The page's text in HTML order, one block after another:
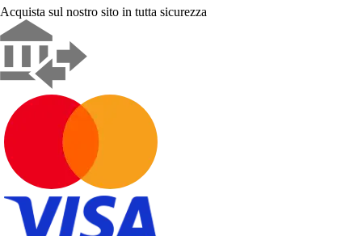
Acquista sul nostro sito in tutta sicurezza